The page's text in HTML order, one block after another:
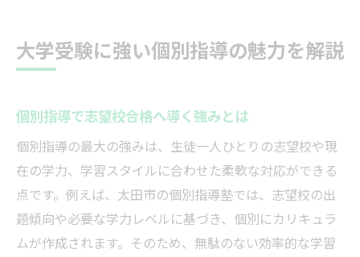
苦手克服へ個別指導が導く学習戦略
法
大学受験に向けた個別指導の戦略的アプロ
ーチ
一人ひとりの弱点分析による個別指導の実
践
個別指導塾でモチベーションを維持する秘
大学受験に強い個別指導の魅力を解説
個別指導で志望校合格へ導く強みとは
個別指導の最大の強みは、生徒一人ひとりの志望校や現
在の学力、学習スタイルに合わせた柔軟な対応ができる
点です。例えば、太田市の個別指導塾では、志望校の出
題傾向や必要な学力レベルに基づき、個別にカリキュラ
ムが作成されます。そのため、無駄のない効率的な学習